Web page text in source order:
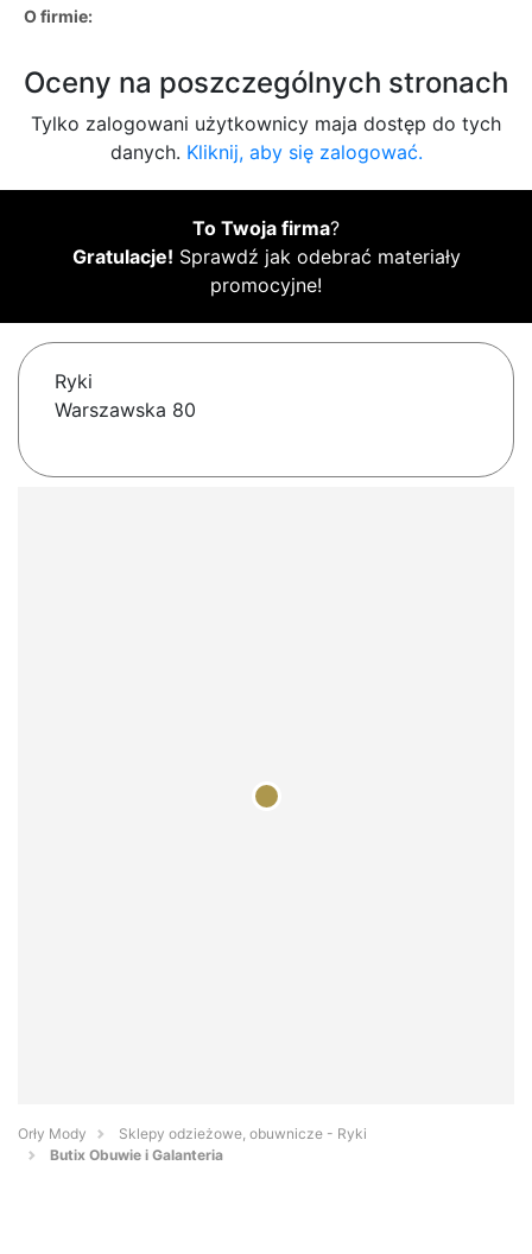
O firmie:
Oceny na poszczególnych stronach
Tylko zalogowani użytkownicy maja dostęp do tych
danych. Kliknij, aby się zalogować.
To Twoja firma?
Gratulacje! Sprawdź jak odebrać materiały
promocyjne!
Ryki
Warszawska 80
Orły Mody
Sklepy odzieżowe, obuwnicze - Ryki
Butix Obuwie i Galanteria